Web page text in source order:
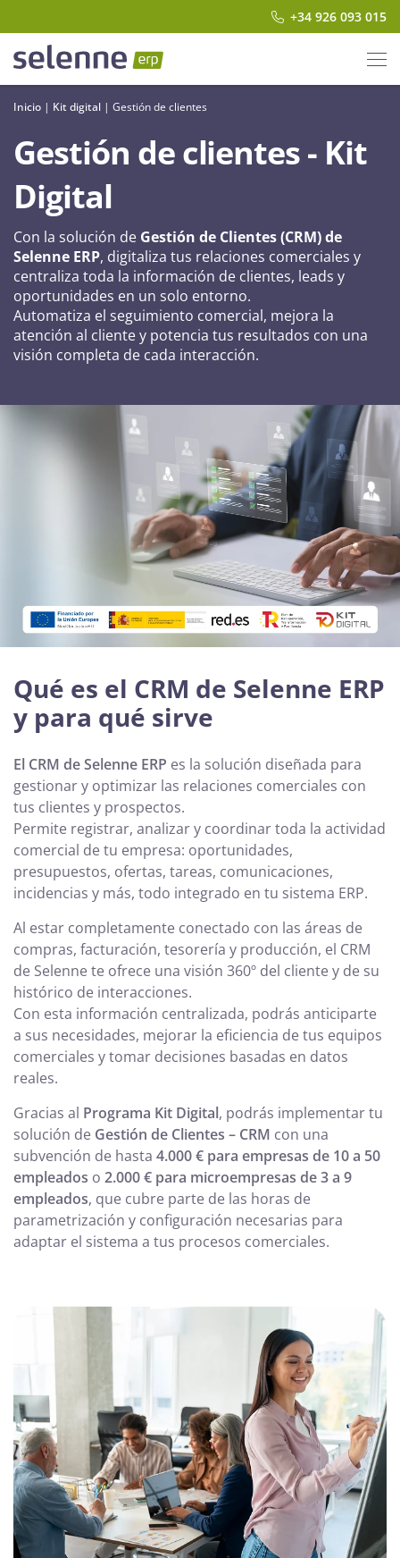
+34 926 093 015
Inicio | Kit digital | Gestión de clientes
Gestión de clientes - Kit
Digital
Con la solución de Gestión de Clientes (CRM) de
Selenne ERP, digitaliza tus relaciones comerciales y
centraliza toda la información de clientes, leads y
oportunidades en un solo entorno.
Automatiza el seguimiento comercial, mejora la
atención al cliente y potencia tus resultados con una
visión completa de cada interacción.
Qué es el CRM de Selenne ERP
y para qué sirve
El CRM de Selenne ERP es la solución diseñada para
gestionar y optimizar las relaciones comerciales con
tus clientes y prospectos.
Permite registrar, analizar y coordinar toda la actividad
comercial de tu empresa: oportunidades,
presupuestos, ofertas, tareas, comunicaciones,
incidencias y más, todo integrado en tu sistema ERP.
Al estar completamente conectado con las áreas de
compras, facturación, tesorería y producción, el CRM
de Selenne te ofrece una visión 360º del cliente y de su
histórico de interacciones.
Con esta información centralizada, podrás anticiparte
a sus necesidades, mejorar la eficiencia de tus equipos
comerciales y tomar decisiones basadas en datos
reales.
Gracias al Programa Kit Digital, podrás implementar tu
solución de Gestión de Clientes – CRM con una
subvención de hasta 4.000 € para empresas de 10 a 50
empleados o 2.000 € para microempresas de 3 a 9
empleados, que cubre parte de las horas de
parametrización y configuración necesarias para
adaptar el sistema a tus procesos comerciales.